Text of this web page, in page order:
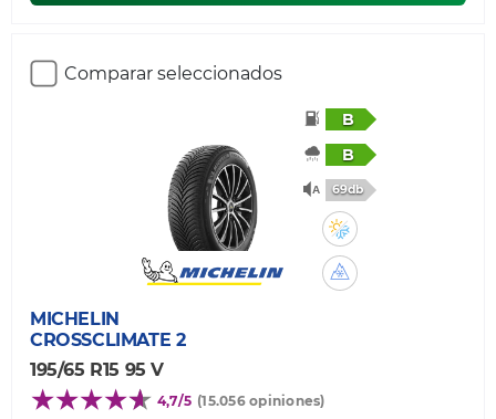
Comparar seleccionados
B
B
69db
MICHELIN
CROSSCLIMATE 2
195/65 R15 95 V
4,7/5 (15.056 opiniones)